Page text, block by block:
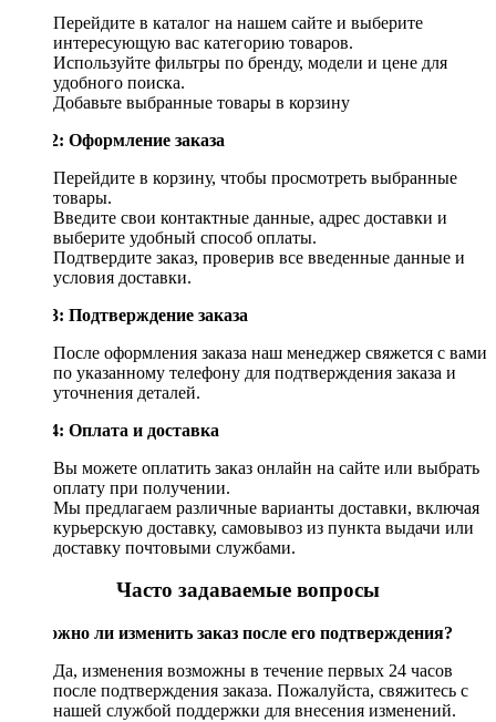
Перейдите в каталог на нашем сайте и выберите
интересующую вас категорию товаров.
Используйте фильтры по бренду, модели и цене для
удобного поиска.
Добавьте выбранные товары в корзину
Шаг 2: Оформление заказа
Перейдите в корзину, чтобы просмотреть выбранные
товары.
Введите свои контактные данные, адрес доставки и
выберите удобный способ оплаты.
Подтвердите заказ, проверив все введенные данные и
условия доставки.
Шаг 3: Подтверждение заказа
После оформления заказа наш менеджер свяжется с вами
по указанному телефону для подтверждения заказа и
уточнения деталей.
Шаг 4: Оплата и доставка
Вы можете оплатить заказ онлайн на сайте или выбрать
оплату при получении.
Мы предлагаем различные варианты доставки, включая
курьерскую доставку, самовывоз из пункта выдачи или
доставку почтовыми службами.
Часто задаваемые вопросы
Возможно ли изменить заказ после его подтверждения?
Да, изменения возможны в течение первых 24 часов
после подтверждения заказа. Пожалуйста, свяжитесь с
нашей службой поддержки для внесения изменений.